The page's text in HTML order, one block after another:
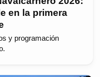
en la primera
y programación